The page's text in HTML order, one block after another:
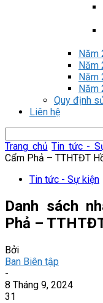
Năm
Năm
Năm
Năm
Quy định
Liên hệ
Trang chủ Tin tức -
Cẩm Phả – TTHTĐT
Tin tức - Sự kiện
Danh sách
Phả –
Bởi
Ban Biên tập
-
8 Tháng 9, 2024
31